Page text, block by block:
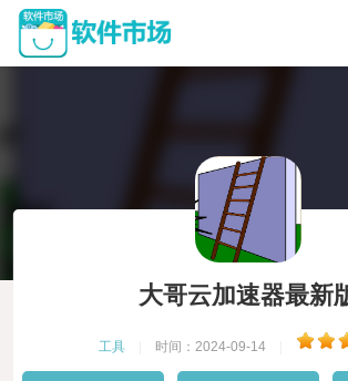
大哥云加速器最新
工具 时间：2024-09-14